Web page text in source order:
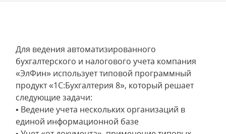
Для ведения автоматизированного
бухгалтерского и налогового учета компания
«ЭлФин» использует типовой программный
продукт «1С:Бухгалтерия 8», который решает
следующие задачи:
• Ведение учета нескольких организаций в
единой информационной базе